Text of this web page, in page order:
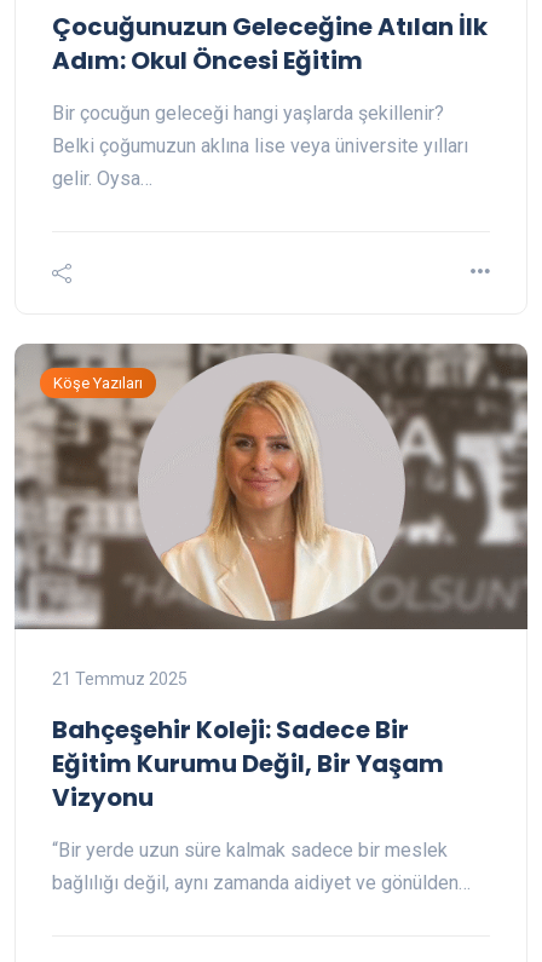
Çocuğunuzun Geleceğine Atılan İlk
Adım: Okul Öncesi Eğitim
Bir çocuğun geleceği hangi yaşlarda şekillenir?
Belki çoğumuzun aklına lise veya üniversite yılları
gelir. Oysa…
Köşe Yazıları
21 Temmuz 2025
Bahçeşehir Koleji: Sadece Bir
Eğitim Kurumu Değil, Bir Yaşam
Vizyonu
“Bir yerde uzun süre kalmak sadece bir meslek
bağlılığı değil, aynı zamanda aidiyet ve gönülden…